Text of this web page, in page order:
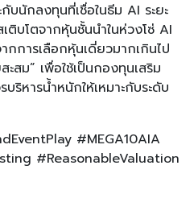
บนักลงทุนที่เชื่อในธีม AI ระยะ
บโตจากหุ้นชั้นนำในห่วงโซ่ AI
กการเลือกหุ้นเดี่ยวมากเกินไป
สม” เพื่อใช้เป็นกองทุนเสริม
หารน้ำหนักให้เหมาะกับระดับ
#MEGA10AIA
#ReasonableValuation